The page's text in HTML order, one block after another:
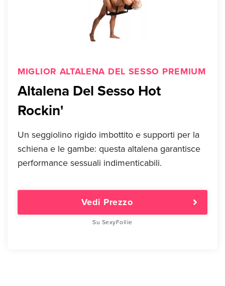
MIGLIOR ALTALENA DEL SESSO PREMIUM
Altalena Del Sesso Hot
Rockin'
Un seggiolino rigido imbottito e supporti per la
schiena e le gambe: questa altalena garantisce
performance sessuali indimenticabili.
Vedi Prezzo
Su SexyFollie